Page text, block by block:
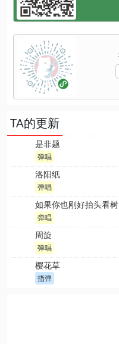
TA的更新
是非题
弹唱
洛阳纸
弹唱
如果你也刚好抬头看树
弹唱
周旋
弹唱
樱花草
指弹